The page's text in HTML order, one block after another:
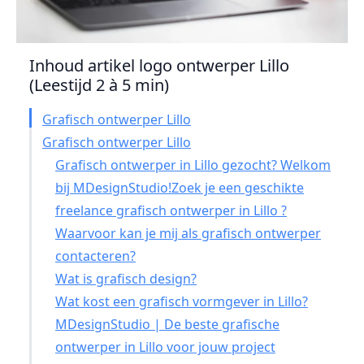
Inhoud artikel logo ontwerper Lillo
(Leestijd 2 à 5 min)
Grafisch ontwerper Lillo
Grafisch ontwerper Lillo
Grafisch ontwerper in Lillo gezocht? Welkom
bij MDesignStudio!Zoek je een geschikte
freelance grafisch ontwerper in Lillo ?
Waarvoor kan je mij als grafisch ontwerper
contacteren?
Wat is grafisch design?
Wat kost een grafisch vormgever in Lillo?
MDesignStudio | De beste grafische
ontwerper in Lillo voor jouw project